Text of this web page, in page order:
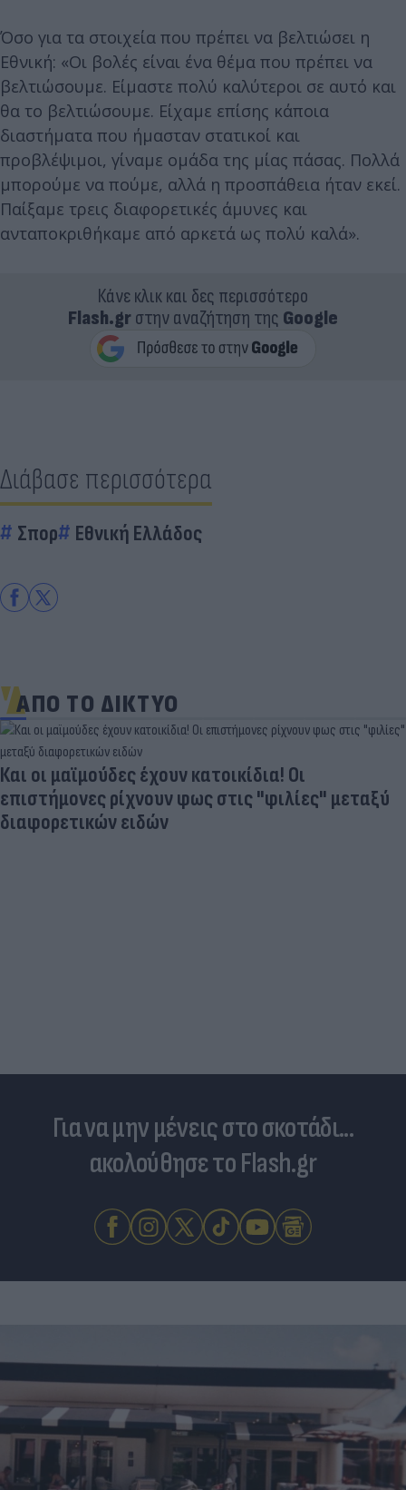
Όσο για τα στοιχεία που πρέπει να βελτιώσει η
Εθνική: «Οι βολές είναι ένα θέμα που πρέπει να
βελτιώσουμε. Είμαστε πολύ καλύτεροι σε αυτό και
θα το βελτιώσουμε. Είχαμε επίσης κάποια
διαστήματα που ήμασταν στατικοί και
προβλέψιμοι, γίναμε ομάδα της μίας πάσας. Πολλά
μπορούμε να πούμε, αλλά η προσπάθεια ήταν εκεί.
Παίξαμε τρεις διαφορετικές άμυνες και
ανταποκριθήκαμε από αρκετά ως πολύ καλά».
Κάνε κλικ και δες περισσότερο
Flash.grστην αναζήτηση της Google
Διάβασε περισσότερα
Σπορ Εθνική Ελλάδος
ΑΠΟ ΤΟ ΔΙΚΤΥΟ
Και οι μαϊμούδες έχουν κατοικίδια! Οι
επιστήμονες ρίχνουν φως στις "φιλίες" μεταξύ
διαφορετικών ειδών
Για να μην μένεις στο σκοτάδι...
ακολούθησε το Flash.gr